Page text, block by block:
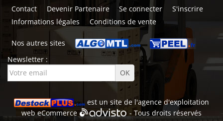
Contact Devenir Partenaire Se connecter
S'inscrire
Informations légales
Conditions de vente
Nos autres sites
Newsletter :
est un site de l'agence d'exploitation
webeCommerce - Tous droits réservés